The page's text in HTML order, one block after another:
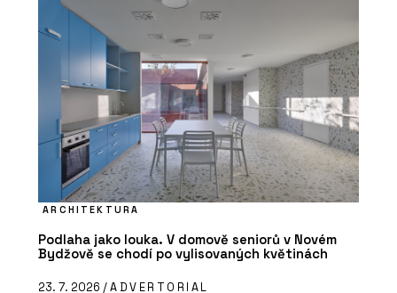
ARCHITEKTURA
Podlaha jako louka. V domově seniorů v Novém
Bydžově se chodí po vylisovaných květinách
23. 7. 2026 /ADVERTORIAL